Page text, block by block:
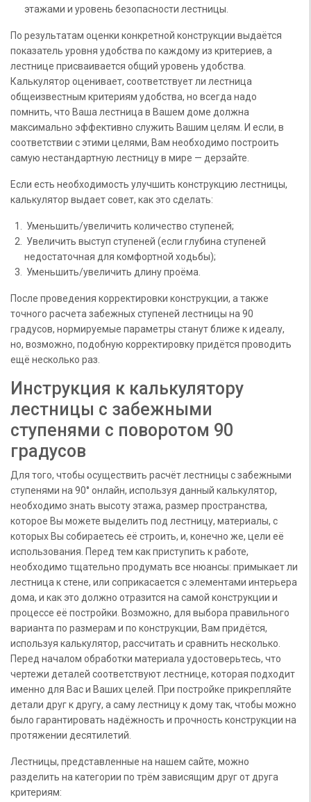
этажами и уровень безопасности лестницы.
По результатам оценки конкретной конструкции выдаётся
показатель уровня удобства по каждому из критериев, а
лестнице присваивается общий уровень удобства.
Калькулятор оценивает, соответствует ли лестница
общеизвестным критериям удобства, но всегда надо
помнить, что Ваша лестница в Вашем доме должна
максимально эффективно служить Вашим целям. И если, в
соответствии с этими целями, Вам необходимо построить
самую нестандартную лестницу в мире — дерзайте.
Если есть необходимость улучшить конструкцию лестницы,
калькулятор выдает совет, как это сделать:
Уменьшить/увеличить количество ступеней;
Увеличить выступ ступеней (если глубина ступеней
недостаточная для комфортной ходьбы);
Уменьшить/увеличить длину проёма.
После проведения корректировки конструкции, а также
точного расчета забежных ступеней лестницы на 90
градусов, нормируемые параметры станут ближе к идеалу,
но, возможно, подобную корректировку придётся проводить
ещё несколько раз.
Инструкция к калькулятору
лестницы с забежными
ступенями с поворотом 90
градусов
Для того, чтобы осуществить расчёт лестницы с забежными
ступенями на 90° онлайн, используя данный калькулятор,
необходимо знать высоту этажа, размер пространства,
которое Вы можете выделить под лестницу, материалы, с
которых Вы собираетесь её строить, и, конечно же, цели её
использования. Перед тем как приступить к работе,
необходимо тщательно продумать все нюансы: примыкает ли
лестница к стене, или соприкасается с элементами интерьера
дома, и как это должно отразится на самой конструкции и
процессе её постройки. Возможно, для выбора правильного
варианта по размерам и по конструкции, Вам придётся,
используя калькулятор, рассчитать и сравнить несколько.
Перед началом обработки материала удостоверьтесь, что
чертежи деталей соответствуют лестнице, которая подходит
именно для Вас и Ваших целей. При постройке прикрепляйте
детали друг к другу, а саму лестницу к дому так, чтобы можно
было гарантировать надёжность и прочность конструкции на
протяжении десятилетий.
Лестницы, представленные на нашем сайте, можно
разделить на категории по трём зависящим друг от друга
критериям: